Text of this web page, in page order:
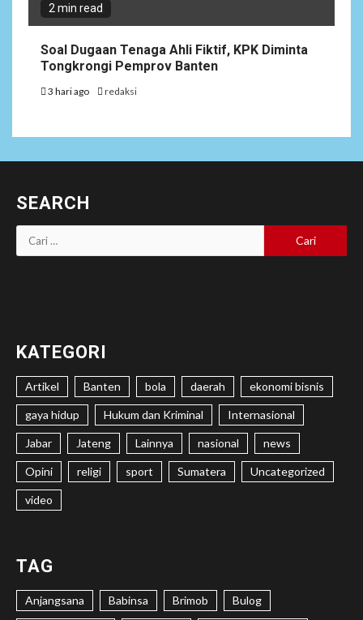
2 min read
Soal Dugaan Tenaga Ahli Fiktif, KPK Diminta
Tongkrongi Pemprov Banten
3 hari ago redaksi
SEARCH
Cari
untuk:
KATEGORI
Artikel Banten bola daerah ekonomi bisnis
gaya hidup Hukum dan Kriminal Internasional
Jabar Jateng Lainnya nasional news
Opini religi sport Sumatera Uncategorized
video
TAG
Anjangsana Babinsa Brimob Bulog